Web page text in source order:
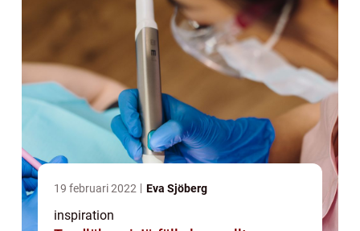
19 februari 2022 Eva Sjöberg
inspiration